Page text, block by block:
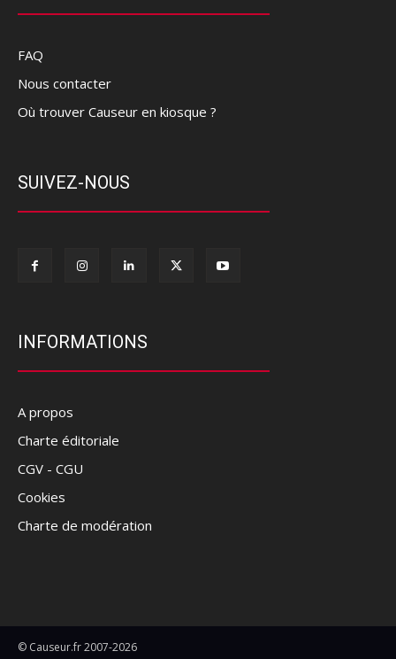
FAQ
Nous contacter
Où trouver Causeur en kiosque ?
SUIVEZ-NOUS
INFORMATIONS
A propos
Charte éditoriale
CGV - CGU
Cookies
Charte de modération
© Causeur.fr 2007-2026